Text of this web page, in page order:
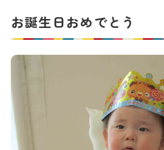
お仕事をお探しの方
よくあるご質問
保育園に関するお問い合わせ
プライバシーポリシー サイ
サイトマップ ニチイ学館
お誕生日おめでとう